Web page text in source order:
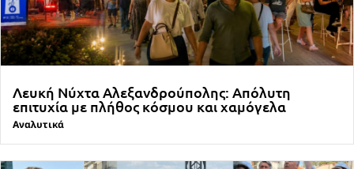
Λευκή Νύχτα Αλεξανδρούπολης: Απόλυτη
επιτυχία με πλήθος κόσμου και χαμόγελα
Αναλυτικά